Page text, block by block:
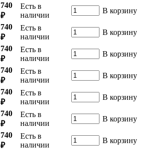
740
₽
Есть в
наличии
В корзину
740
₽
Есть в
наличии
В корзину
740
₽
Есть в
наличии
В корзину
740
₽
Есть в
наличии
В корзину
740
₽
Есть в
наличии
В корзину
740
₽
Есть в
наличии
В корзину
740
₽
Есть в
наличии
В корзину